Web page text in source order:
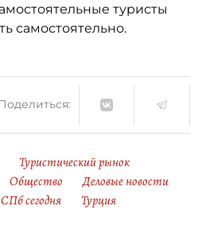
туристы
самостоятельно.
Туристический рынок
Общество
Деловые новости
сегодня
Турция